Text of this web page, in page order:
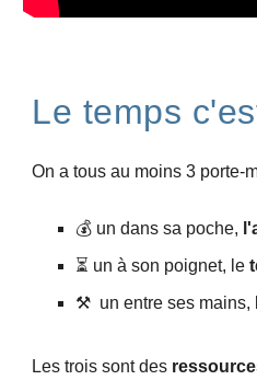
Le temps
On a tous au moins 3 porte-
💰 un dans sa poche,
⏳ un à son poignet, le
⚒️ un entre ses
Les trois sont des